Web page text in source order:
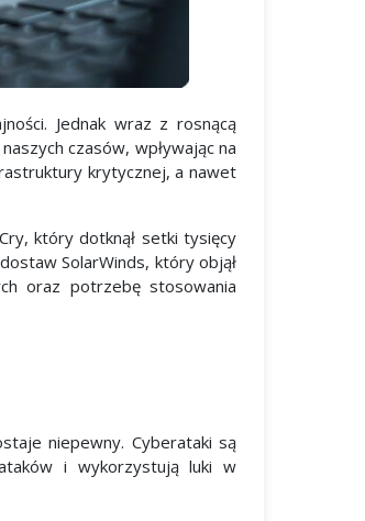
Jednak wraz z rosnącą
czasów, wpływając na
krytycznej, a nawet
który dotknął setki tysięcy
SolarWinds, który objął
oraz potrzebę stosowania
niepewny. Cyberataki są
i wykorzystują luki w